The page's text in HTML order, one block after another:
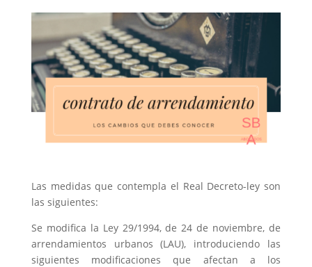
Las medidas que contempla el Real Decreto-ley son
las siguientes:
Se modifica la Ley 29/1994, de 24 de noviembre, de
arrendamientos urbanos (LAU), introduciendo las
siguientes modificaciones que afectan a los